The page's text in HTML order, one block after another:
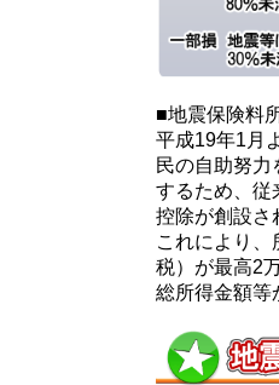
■地震保険料
平成19年1月
民の自助努力
するため、従
控除が創設さ
これにより
税）が最高2
総所得金額等